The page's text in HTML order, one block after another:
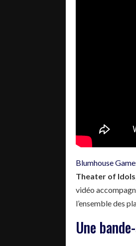
Blumhouse
Theater of Idols
vidéo
l’ensemble des
Une